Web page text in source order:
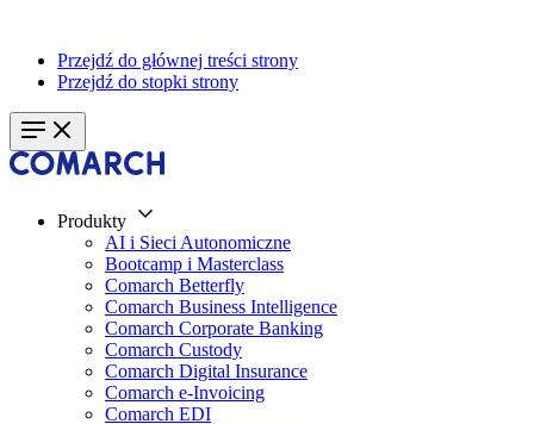
Przejdź do głównej treści strony
Przejdź do stopki strony
Produkty
AI i Sieci Autonomiczne
Bootcamp i Masterclass
Comarch Betterfly
Comarch Business Intelligence
Comarch Corporate Banking
Comarch Custody
Comarch Digital Insurance
Comarch e-Invoicing
Comarch EDI